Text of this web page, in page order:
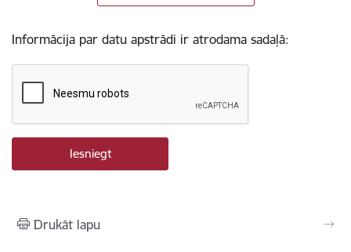
Informācija par datu apstrādi ir atrodama sadaļā:
Drukāt lapu